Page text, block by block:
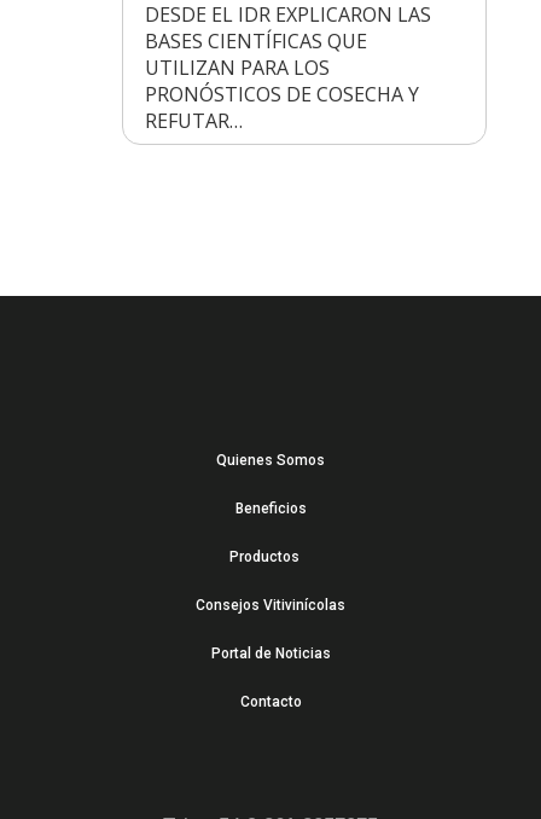
DESDE EL IDR EXPLICARON LAS
BASES CIENTÍFICAS QUE
UTILIZAN PARA LOS
PRONÓSTICOS DE COSECHA Y
REFUTAR…
Quienes Somos
Beneficios
Productos
Consejos Vitivinícolas
Portal de Noticias
Contacto